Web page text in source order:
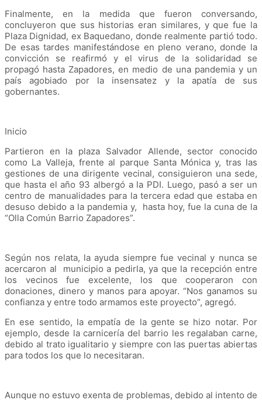
Finalmente, en la medida que fueron conversando,
concluyeron que sus historias eran similares, y que fue la
Plaza Dignidad, ex Baquedano, donde realmente partió todo.
De esas tardes manifestándose en pleno verano, donde la
convicción se reafirmó y el virus de la solidaridad se
propagó hasta Zapadores, en medio de una pandemia y un
país agobiado por la insensatez y la apatía de sus
gobernantes.
Inicio
Partieron en la plaza Salvador Allende, sector conocido
como La Valleja, frente al parque Santa Mónica y, tras las
gestiones de una dirigente vecinal, consiguieron una sede,
que hasta el año 93 albergó a la PDI. Luego, pasó a ser un
centro de manualidades para la tercera edad que estaba en
desuso debido a la pandemia y, hasta hoy, fue la cuna de la
“Olla Común Barrio Zapadores”.
Según nos relata, la ayuda siempre fue vecinal y nunca se
acercaron al municipio a pedirla, ya que la recepción entre
los vecinos fue excelente, los que cooperaron con
donaciones, dinero y manos para apoyar. “Nos ganamos su
confianza y entre todo armamos este proyecto”, agregó.
En ese sentido, la empatía de la gente se hizo notar. Por
ejemplo, desde la carnicería del barrio les regalaban carne,
debido al trato igualitario y siempre con las puertas abiertas
para todos los que lo necesitaran.
Aunque no estuvo exenta de problemas, debido al intento de